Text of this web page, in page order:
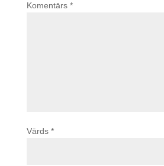
Komentārs *
Vārds *